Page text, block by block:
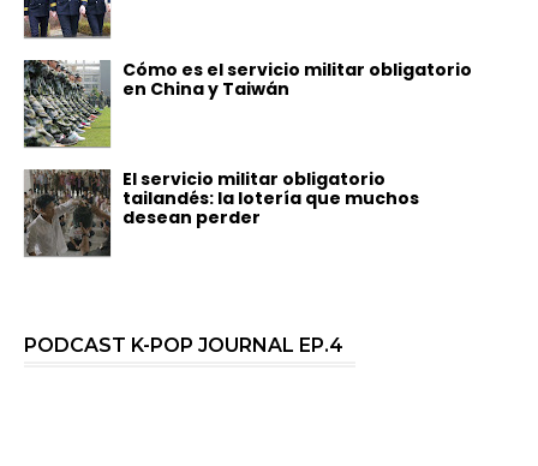
Cómo es el servicio militar obligatorio
en China y Taiwán
El servicio militar obligatorio
tailandés: la lotería que muchos
desean perder
PODCAST K-POP JOURNAL EP.4